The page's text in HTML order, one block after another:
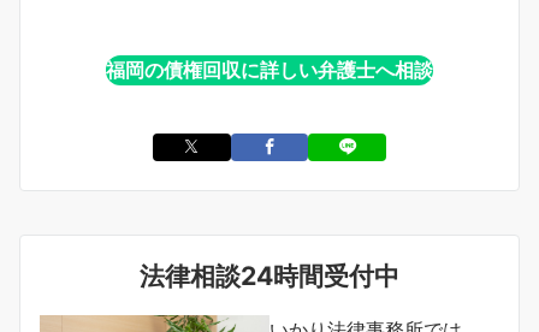
福岡の債権回収に詳しい弁護士へ相談
法律相談24時間受付中